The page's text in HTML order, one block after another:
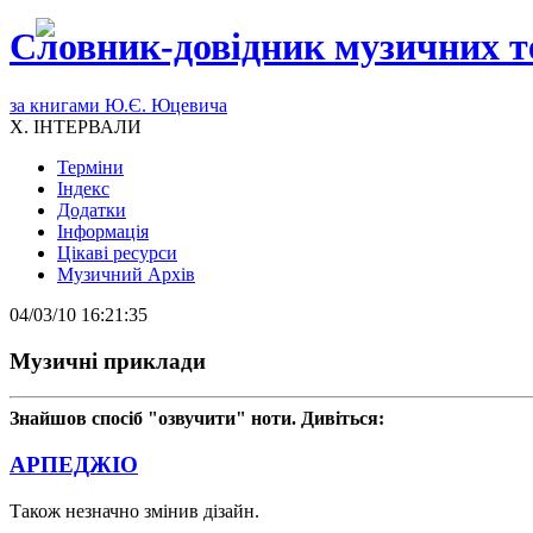
Словник-довідник музичних
за книгами Ю.Є. Юцевича
X. ІНТЕРВАЛИ
Терміни
Індекс
Додатки
Інформація
Цікаві ресурси
Музичний Архів
04/03/10 16:21:35
Музичні приклади
Знайшов спосіб "озвучити" ноти. Дивіться:
АРПЕДЖІО
Також незначно змінив дізайн.